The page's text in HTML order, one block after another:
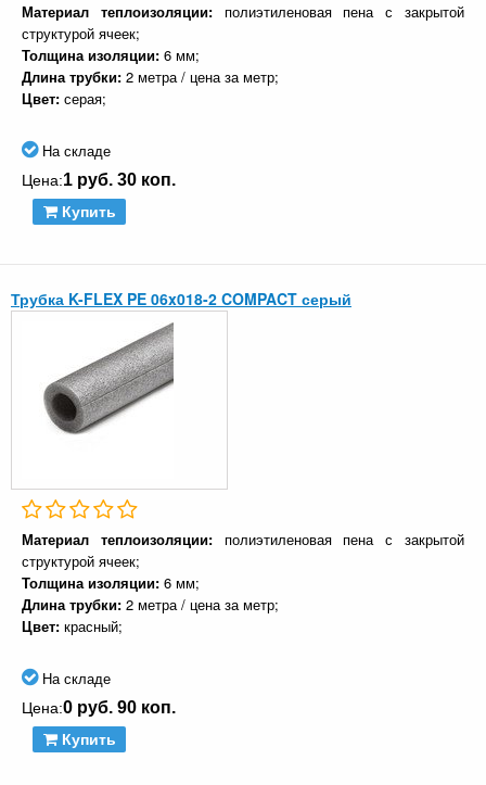
Материал теплоизоляции: полиэтиленовая пена с закрытой
структурой ячеек;
Толщина изоляции: 6 мм;
Длина трубки: 2 метра / цена за метр;
Цвет: серая;
На складе
Цена:1 руб. 30 коп.
Купить
Трубка K-FLEX PE 06x018-2 COMPACT серый
Материал теплоизоляции: полиэтиленовая пена с закрытой
структурой ячеек;
Толщина изоляции: 6 мм;
Длина трубки: 2 метра / цена за метр;
Цвет: красный;
На складе
Цена:0 руб. 90 коп.
Купить